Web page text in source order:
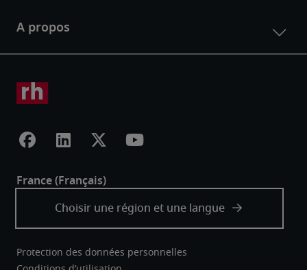
Protection des données personnelles